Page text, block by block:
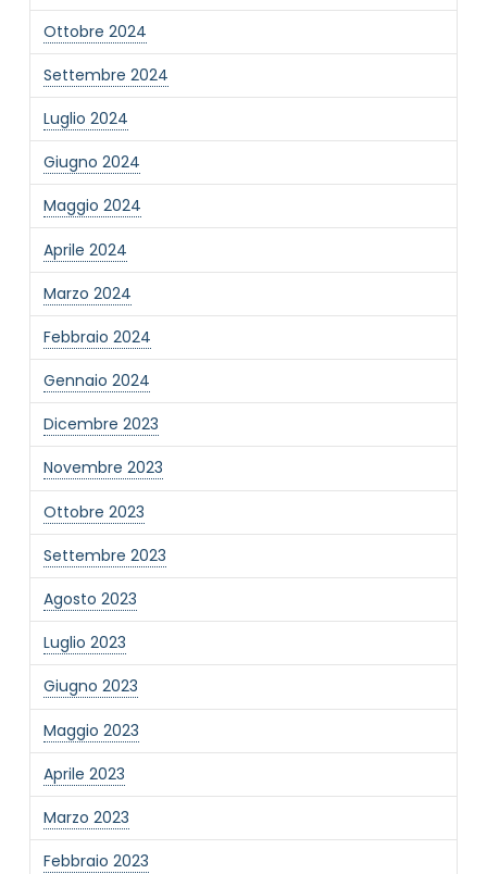
Ottobre 2024
Settembre 2024
Luglio 2024
Giugno 2024
Maggio 2024
Aprile 2024
Marzo 2024
Febbraio 2024
Gennaio 2024
Dicembre 2023
Novembre 2023
Ottobre 2023
Settembre 2023
Agosto 2023
Luglio 2023
Giugno 2023
Maggio 2023
Aprile 2023
Marzo 2023
Febbraio 2023